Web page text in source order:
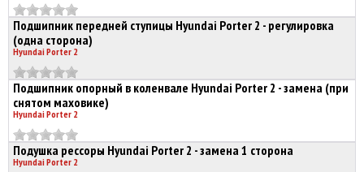
Подшипник передней ступицы Hyundai Porter 2 - регулировка
(одна сторона)
Hyundai Porter 2
Подшипник опорный в коленвале Hyundai Porter 2 - замена (при
снятом маховике)
Hyundai Porter 2
Подушка рессоры Hyundai Porter 2 - замена 1 сторона
Hyundai Porter 2